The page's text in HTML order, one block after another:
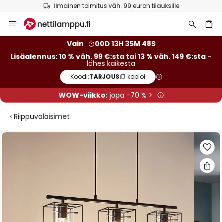
Ilmainen toimitus väh. 99 euron tilauksille
to
Vain
00D 13H 35M 48S
Lisäalennus: 10 % väh. 99 €:sta tai 13 % väh. 149 €:sta -
lähes kaikesta
Koodi:TARJOUS kopioi
WOW-viikko:jopa -70 % >
Riippuvalaisimet
Skip